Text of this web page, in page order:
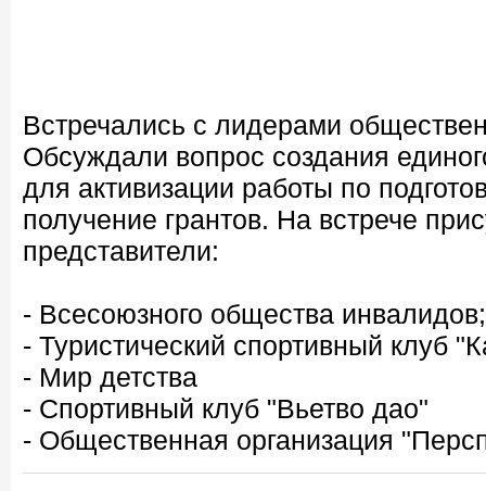
Встречались с лидерами
Обсуждали вопрос создания
для активизации работы по
получение грантов. На встрече
представители:
- Всесоюзного общества инвалидов;
- Туристический спортивный клуб
- Мир детства
- Спортивный клуб "Вьетво дао"
- Общественная организация